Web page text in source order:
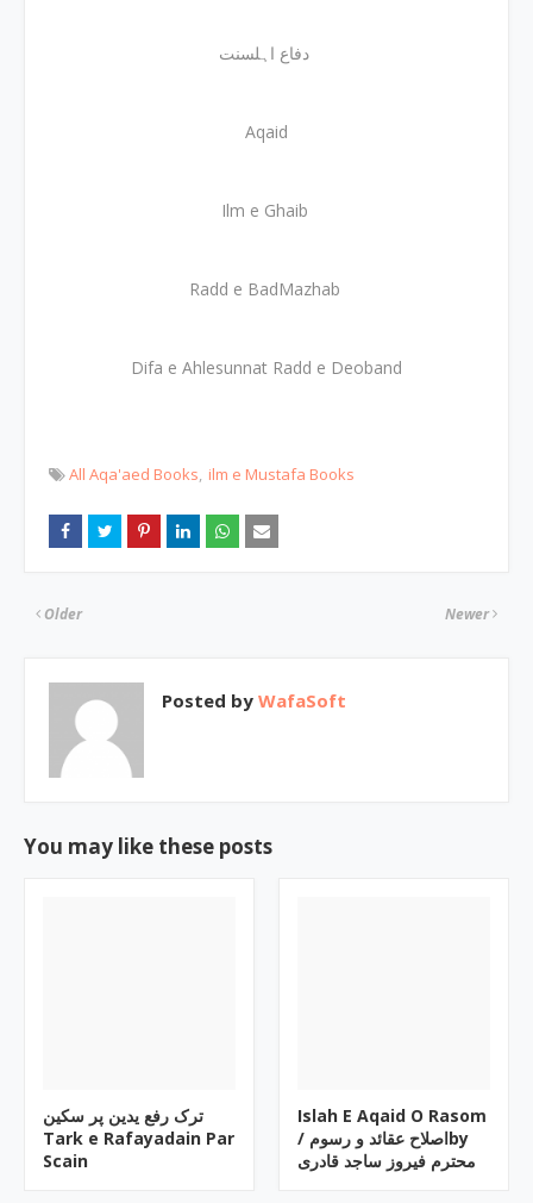
Aqaid
Ilm e Ghaib
Radd e BadMazhab
Difa e Ahlesunnat Radd e Deoband
All Aqa'aed Books ilm e Mustafa Books
Newer
Older
Posted by WafaSoft
You may like these posts
ترک رفع یدین پر سکین
Tark e Rafayadain Par
Scain
Islah E Aqaid O Rasom
/ اصلاح عقائد و رسومby
محترم فیروز ساجد قادری